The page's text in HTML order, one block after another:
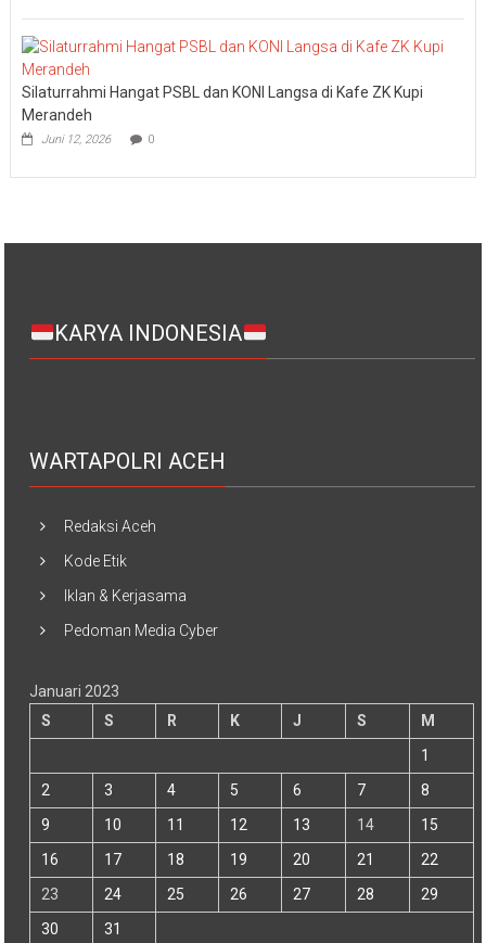
Silaturrahmi Hangat PSBL dan KONI Langsa di Kafe ZK Kupi
Merandeh
Juni 12, 2026 0
KARYA INDONESIA
WARTAPOLRI ACEH
Redaksi Aceh
Kode Etik
Iklan & Kerjasama
Pedoman Media Cyber
Januari 2023
S
S R K J S
M
1
2
3 4 5 6 7
8
9
10 11 12 13 14
15
16
17 18 19 20 21
22
23
24 25 26 27 28
29
30
31